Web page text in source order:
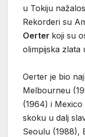
u Tokiju
Rekorderi su
Oerter koji su
olimpijska zlata
Oerter je bio
Melbourneu
(1964) i Mexico
skoku u dalj
Seoulu (1988),